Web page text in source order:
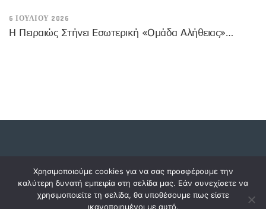
6 ΙΟΥΛΊΟΥ 2026
Η Πειραιώς Στήνει Εσωτερική «Ομάδα Αλήθειας»…
Copyright © 2023 dossiers.gr. All rights reserved.
Χρησιμοποιούμε cookies για να σας προσφέρουμε την
καλύτερη δυνατή εμπειρία στη σελίδα μας. Εάν συνεχίσετε να
χρησιμοποιείτε τη σελίδα, θα υποθέσουμε πως είστε
ικανοποιημένοι με αυτό.